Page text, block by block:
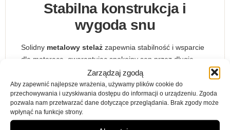
Zarządzaj zgodą
Aby zapewnić najlepsze wrażenia, używamy plików cookie do
przechowywania i uzyskiwania dostępu do informacji o urządzeniu. Zgoda
pozwala nam przetwarzać dane dotyczące przeglądania. Brak zgody może
wpłynąć na funkcje strony.
Stabilna konstrukcja i
wygoda snu
Solidny metalowy stelaż zapewnia stabilność i wsparcie
dla materaca, gwarantując spokojny sen przez długie
lata. Łóżko Armin 20 o wymiarach 180×200 cm oferuje
wyjątkowo dużą powierzchnię spania, co czyni je
idealnym wyborem dla par oraz osób ceniących sobie
przestrzeń i wygodę podczas snu. Chromowane nogi
łóżka dodają mu lekkości i podkreślają nowoczesny styl, a